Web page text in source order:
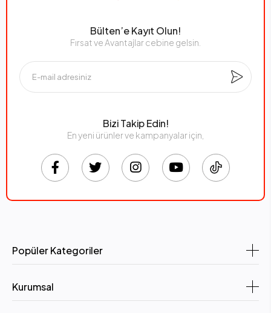
Bülten’e Kayıt Olun!
Fırsat ve Avantajlar cebine gelsin.
Bizi Takip Edin!
En yeni ürünler ve kampanyalar için,
Popüler Kategoriler
Kurumsal